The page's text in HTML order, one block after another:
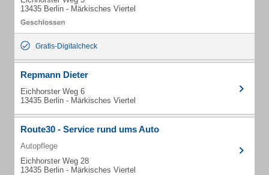
13435 Berlin - Märkisches Viertel
Gratis-Digitalcheck
Repmann Dieter
Eichhorster Weg 6
13435 Berlin - Märkisches Viertel
Route30 - Service rund ums Auto
Autopflege
Eichhorster Weg 28
13435 Berlin - Märkisches Viertel